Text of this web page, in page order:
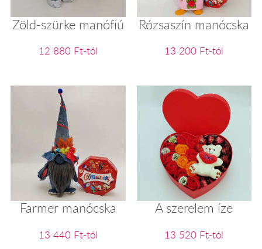
Zöld-szürke manófiú
12 880 Ft-tól
Rózsaszín manócska
13 200 Ft-tól
Farmer manócska
13 440 Ft-tól
A szerelem íze
13 520 Ft-tól